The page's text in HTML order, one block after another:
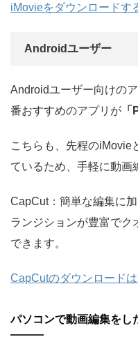
iMovieをダウンロードす
Androidユーザー
Androidユーザー向けの
番おすすめのアプリが
こちらも、先程のiMovie
ているため、手軽に動画
CapCut：簡単な編集に
ランジションが豊富でク
できます。
CapCutのダウンロード
パソコンで動画編集をし